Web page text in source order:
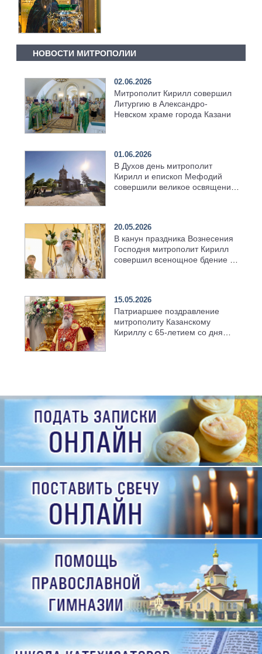
НОВОСТИ МИТРОПОЛИИ
02.06.2026
Митрополит Кирилл совершил
Литургию в Александро-
Невском храме города Казани
01.06.2026
В Духов день митрополит
Кирилл и епископ Мефодий
совершили великое освящение
20.05.2026
В канун праздника Вознесения
Господня митрополит Кирилл
совершил всенощное бдение в
15.05.2026
Патриаршее поздравление
митрополиту Казанскому
Кириллу с 65-летием со дня